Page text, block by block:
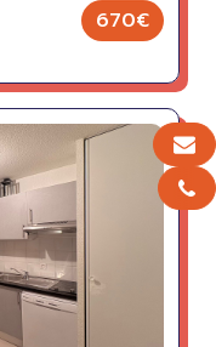
670€